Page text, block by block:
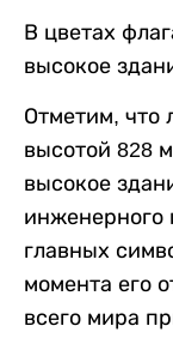
В цветах
высокое
Отметим, что
высотой 828
высокое
инженерного
главных
момента его
всего мира